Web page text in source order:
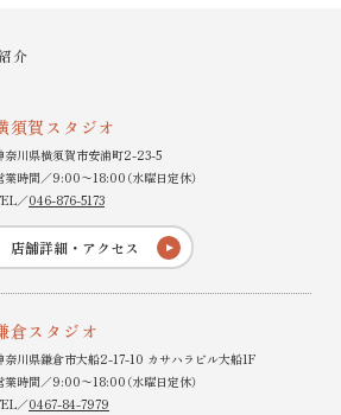
介
須賀スタジオ
奈川県横須賀市安浦町2-23-5
業時間／9:00〜18:00（水曜日定休）
／046-876-5173
店舗詳細・アクセス
倉スタジオ
奈川県鎌倉市大船2-17-10 カサハラビル大船1F
業時間／9:00〜18:00（水曜日定休）
／0467-84-7979